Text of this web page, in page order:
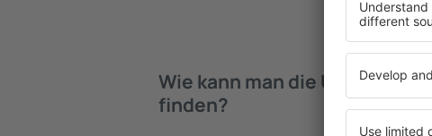
Wie kann man die
finden?